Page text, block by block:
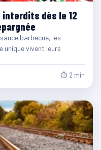
dès le 12
barbecue, les
unique vivent leurs
⏱ 2 min